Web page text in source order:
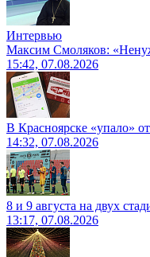
Интервью
Максим Смоляков:
15:42, 07.08.2026
В Красноярске «упало»
14:32, 07.08.2026
8 и 9 августа на двух
13:17, 07.08.2026